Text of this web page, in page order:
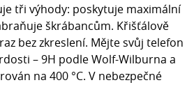
tři výhody: poskytuje maximální
škrábancům. Křišťálově
bez zkreslení. Mějte svůj telefon
– 9H podle Wolf-Wilburna a
na 400 °C. V nebezpečné